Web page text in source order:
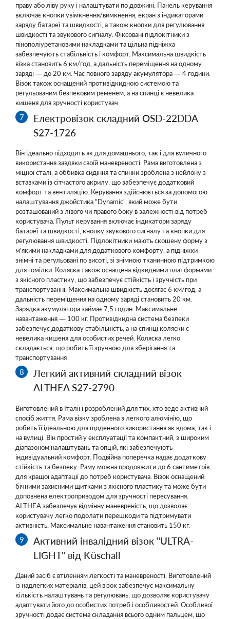
праву або ліву руку і налаштувати по довжині. Панель керування
включає кнопки увімкнення/вимкнення, екран з індикаторами
заряду батареї та швидкості, а також кнопки для регулювання
швидкості та звукового сигналу. Фіксовані підлокітники з
пінополіуретановими накладками та цільна підніжка
забезпечують стабільність і комфорт. Максимальна швидкість
візка становить 6 км/год, а дальність переміщення на одному
заряді — до 20 км. Час повного заряду акумулятора — 4 години.
Візок також оснащений противідкидною системою та
регульованим безпековим ременем, а на спинці є невелика
кишеня для зручності користувач
Електровізок складний OSD-22DDA
S27-1726
Він ідеально підходить як для домашнього, так і для вуличного
використання завдяки своїй маневреності. Рама виготовлена з
міцної сталі, а оббивка сидіння та спинки зроблена з нейлону з
вставками із сітчастого акрилу, що забезпечує додатковий
комфорт та вентиляцію. Керування здійснюється за допомогою
налаштування джойстика "Dynamic", який може бути
розташований з лівого чи правого боку в залежності від потреб
користувача. Пульт керування включає індикатори заряду
батареї та швидкості, кнопку звукового сигналу та кнопки для
регулювання швидкості. Підлокітники мають скошену форму з
м'якими накладками для додаткового комфорту, а підніжки
знімні та регульовані по висоті, зі знімною тканинною підтримкою
для гомілки. Коляска також оснащена відкидними платформами
з якісного пластику, що забезпечує стійкість і зручність при
транспортуванні. Максимальна швидкість досягає 6 км/год, а
дальність переміщення на одному заряді становить 20 км.
Зарядка акумулятора займає 7,5 годин. Максимальне
навантаження — 100 кг. Противідкидна система безпеки
забезпечує додаткову стабільність, а на спинці коляски є
невелика кишеня для особистих речей. Коляска легко
складається, що робить її зручною для зберігання та
транспортування
Легкий активний складний візок
ALTHEA S27-2790
Виготовлений в Італії і розроблений для тих, хто веде активний
спосіб життя. Рама візку зроблена з легкого алюмінію, що
робить її ідеальною для щоденного використання як вдома, так і
на вулиці. Він простий у експлуатації та компактний, з широким
діапазоном налаштувань та опцій, які забезпечують
індивідуальний комфорт. Подвійна поперечка надає додаткову
стійкість та безпеку. Раму можна продовжити до 6 сантиметрів
для кращої адаптації до потреб користувача. Візок оснащений
бічними захисними щитками з якісного пластику та може бути
доповнена електроприводом для зручності пересування.
ALTHEA забезпечує відмінну маневреність, що дозволяє
користувачу легко подолати перешкоди та підтримувати
активність. Максимальне навантаження становить 150 кг.
Активний інвалідний візок "ULTRA-
LIGHT" від Küschall
Даний засіб є втіленням легкості та маневреності. Виготовлений
із надлегких матеріалів, цей візок забезпечує максимальну
кількість налаштувань та регулювань, що дозволяє користувачу
адаптувати його до особистих потреб і особливостей. Особливої
зручності додає система складання всього одним пальцем, що